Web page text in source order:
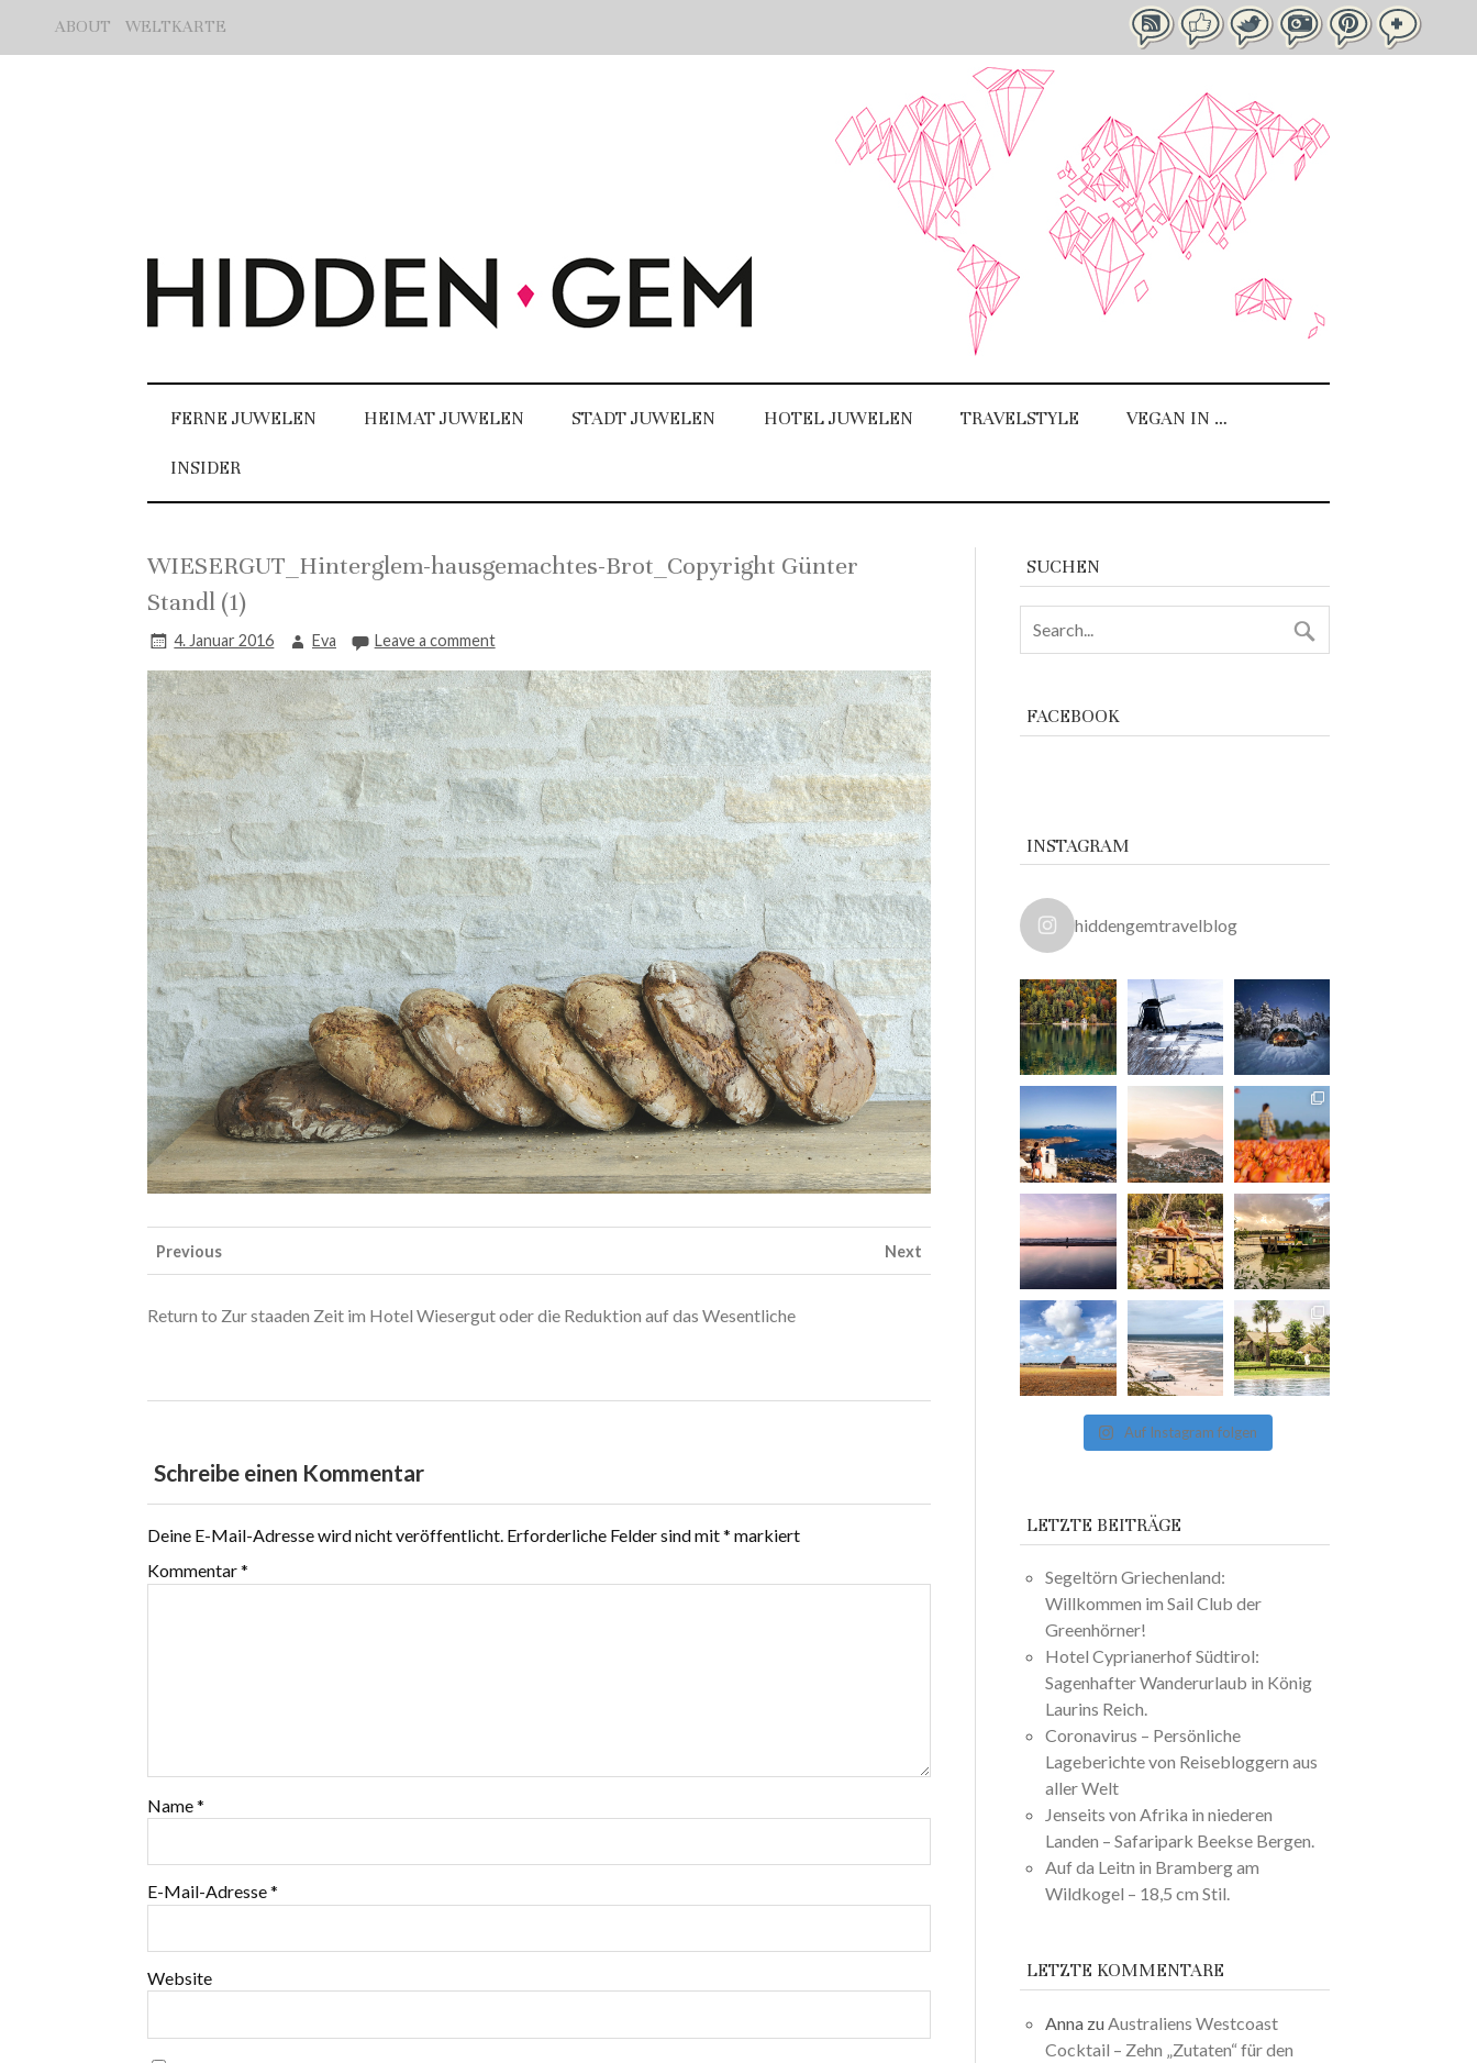
ABOUT WELTKARTE
FERNE JUWELEN HEIMAT JUWELEN STADT JUWELEN HOTEL JUWELEN TRAVELSTYLE VEGAN IN …
INSIDER
WIESERGUT_Hinterglem-hausgemachtes-Brot_Copyright Günter
Standl (1)
4. Januar 2016 Eva Leave a comment
Previous Next
Return to Zur staaden Zeit im Hotel Wiesergut oder die Reduktion auf das Wesentliche
Schreibe einen Kommentar
Deine E-Mail-Adresse wird nicht veröffentlicht. Erforderliche Felder sind mit* markiert
Kommentar*
Name*
E-Mail-Adresse*
Website
SUCHEN
FACEBOOK
INSTAGRAM
hiddengemtravelblog
Auf Instagram folgen
LETZTE BEITRÄGE
Segeltörn Griechenland:
Willkommen im Sail Club der
Greenhörner!
Hotel Cyprianerhof Südtirol:
Sagenhafter Wanderurlaub in König
Laurins Reich.
Coronavirus – Persönliche
Lageberichte von Reisebloggern aus
aller Welt
Jenseits von Afrika in niederen
Landen – Safaripark Beekse Bergen.
Auf da Leitn in Bramberg am
Wildkogel – 18,5 cm Stil.
LETZTE KOMMENTARE
Anna zu Australiens Westcoast
Cocktail – Zehn „Zutaten“ für den